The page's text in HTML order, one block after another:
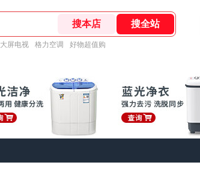
大屏电视 格力空调 好物超值购